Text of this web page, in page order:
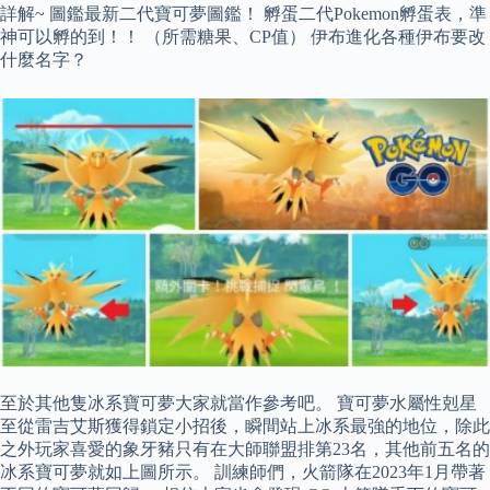
詳解~ 圖鑑最新二代寶可夢圖鑑！ 孵蛋二代Pokemon孵蛋表，準
神可以孵的到！！ （所需糖果、CP值） 伊布進化各種伊布要改
什麼名字？
至於其他隻冰系寶可夢大家就當作參考吧。 寶可夢水屬性剋星
至從雷吉艾斯獲得鎖定小招後，瞬間站上冰系最強的地位，除此
之外玩家喜愛的象牙豬只有在大師聯盟排第23名，其他前五名的
冰系寶可夢就如上圖所示。 訓練師們，火箭隊在2023年1月帶著